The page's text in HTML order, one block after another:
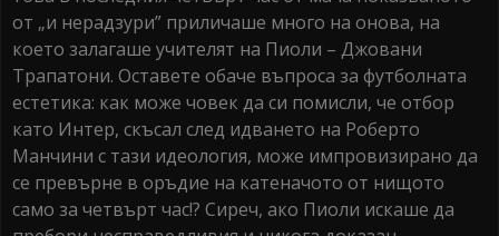
от „и нерадзури” приличаше много на онова, на
което залагаше учителят на Пиоли – Джовани
Трапатони. Оставете обаче въпроса за футболната
естетика: как може човек да си помисли, че отбор
като Интер, скъсал след идването на Роберто
Манчини с тази идеология, може импровизирано да
се превърне в оръдие на катеначото от нищото
само за четвърт час!? Сиреч, ако Пиоли искаше да